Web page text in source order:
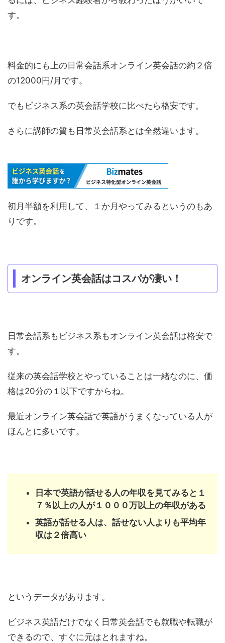
す。
料金的にも上の日常会話系オンライン英会話の約２倍
の12000円/月です。
でもビジネス系の英会話学校に比べたら格安です。
さらに講師の質も日常英会話系とは全然違います。
初月半額を利用して、１か月やってみるというのもあ
りです。
オンライン英会話はコスパが凄い！
日常会話系もビジネス系もオンライン英会話は格安で
す。
従来の英会話学校とやっていることは一緒なのに、価
格は20分の１以下ですからね。
最近オンライン英会話で英語がうまくなっている人が
ほんとに多いです。
日本で英語が話せる人の年収を見てみると１
７％以上の人が１０００万以上の年収がある
英語が話せる人は、話せない人よりも平均年
収は２倍高い
というデータがあります。
ビジネス英語だけでなく日常英会話でも就職や転職が
できるので、すぐに元はとれますね。